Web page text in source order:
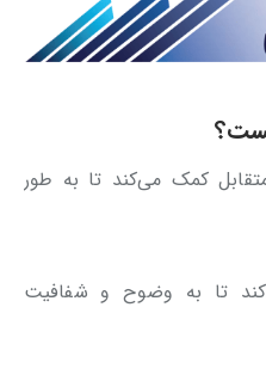
کمک می‌کند تا به طور
تا به وضوح و شفافیت